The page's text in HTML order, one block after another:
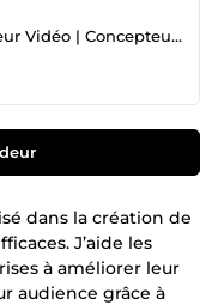
Graphiste Designer | Monteur Vidéo | Concepteur de Sites Web – Créativité & Expertise Digitale
dans la création de
J’aide les
à améliorer leur
audience grâce à